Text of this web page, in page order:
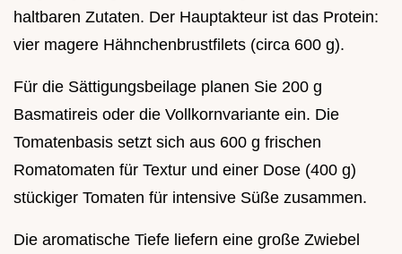
haltbaren Zutaten. Der Hauptakteur ist das Protein:
vier magere Hähnchenbrustfilets (circa 600 g).
Für die Sättigungsbeilage planen Sie 200 g
Basmatireis oder die Vollkornvariante ein. Die
Tomatenbasis setzt sich aus 600 g frischen
Romatomaten für Textur und einer Dose (400 g)
stückiger Tomaten für intensive Süße zusammen.
Die aromatische Tiefe liefern eine große Zwiebel